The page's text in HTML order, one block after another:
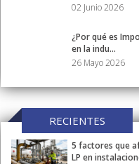
02 Junio 2026
¿Por qué es
en la indu...
26 Mayo 2026
RECIENTES
5 factores que
LP en